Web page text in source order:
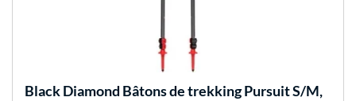
Black Diamond Bâtons de trekking Pursuit S/M,